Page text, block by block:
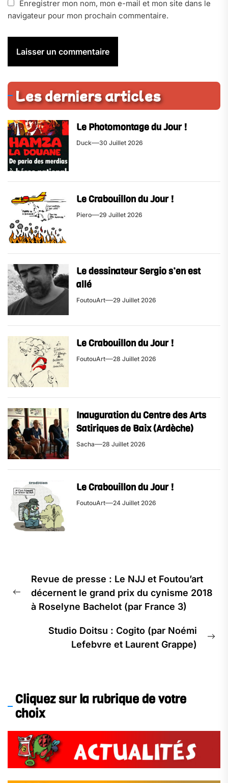
Enregistrer mon nom, mon e-mail et mon site dans le
navigateur pour mon prochain commentaire.
Les derniers articles
Le Photomontage du Jour !
Duck 30 Juillet 2026
Le Crabouillon du Jour !
Piero 29 Juillet 2026
Le dessinateur Sergio s’en est
allé
FoutouArt 29 Juillet 2026
Le Crabouillon du Jour !
FoutouArt 28 Juillet 2026
Inauguration du Centre des Arts
Satiriques de Baix (Ardèche)
Sacha 28 Juillet 2026
Le Crabouillon du Jour !
FoutouArt 24 Juillet 2026
de
l’article
Previous
post:
Revue de presse : Le NJJ et Foutou’art
décernent le grand prix du cynisme 2018
à Roselyne Bachelot (par France 3)
Studio Doitsu : Cogito (par Noémi
Lefebvre et Laurent Grappe)
Cliquez sur la rubrique de votre
choix